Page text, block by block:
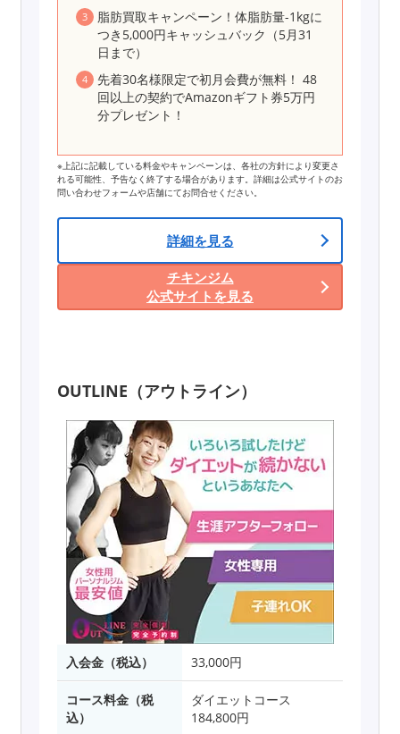
脂肪買取キャンペーン！体脂肪量-1kgに
つき5,000円キャッシュバック（5月31
日まで）
先着30名様限定で初月会費が無料！ 48
回以上の契約でAmazonギフト券5万円
分プレゼント！
※上記に記載している料金やキャンペーンは、各社の方針により変更さ
れる可能性、予告なく終了する場合があります。詳細は公式サイトのお
問い合わせフォームや店舗にてお問合せください。
詳細を見る
チキンジム
公式サイトを見る
OUTLINE（アウトライン）
入会金（税込） 33,000円
コース料金（税
込）
ダイエットコース
184,800円